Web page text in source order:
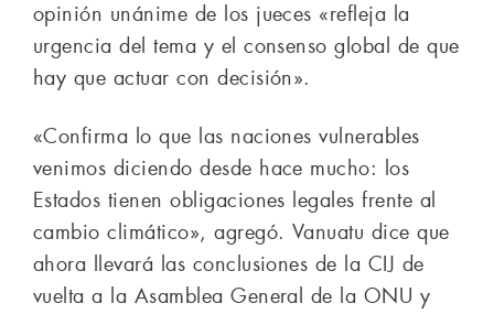
opinión unánime de los jueces «refleja la
urgencia del tema y el consenso global de que
hay que actuar con decisión».
«Confirma lo que las naciones vulnerables
venimos diciendo desde hace mucho: los
Estados tienen obligaciones legales frente al
cambio climático», agregó. Vanuatu dice que
ahora llevará las conclusiones de la CIJ de
vuelta a la Asamblea General de la ONU y